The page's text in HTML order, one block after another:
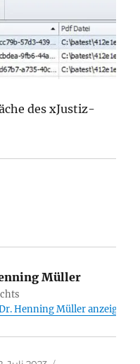
des xJustiz-
Müller
Henning Müller anzeigen